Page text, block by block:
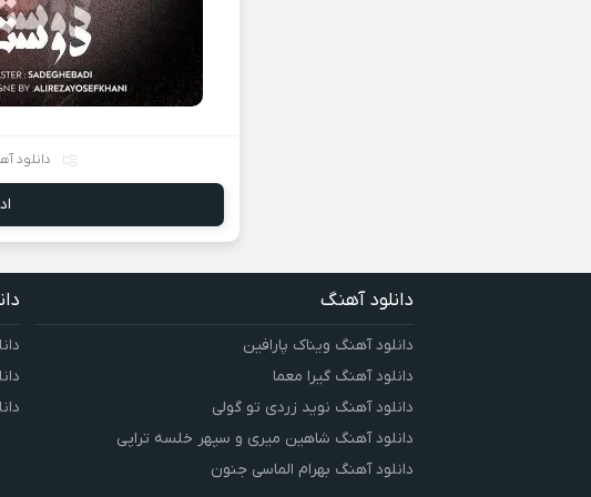
دانلود
دانلود آهنگ
دانلود آهنگ ویناک پارافین
دانلود آهنگ گیرا معما
دانلود آهنگ نوید زردی تو گولی
دانلود آهنگ شاهین میری و سپهر خلسه تراپی
دانلود آهنگ بهرام الماسی جنون